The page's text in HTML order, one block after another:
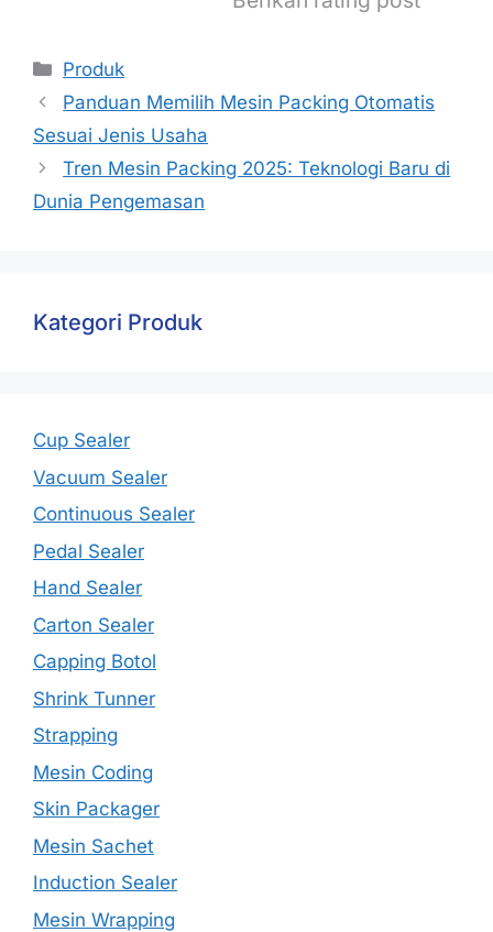
Produk
Panduan Memilih Mesin Packing Otomatis
Sesuai Jenis Usaha
Tren Mesin Packing 2025: Teknologi Baru di
Dunia Pengemasan
Kategori Produk
Cup Sealer
Vacuum Sealer
Continuous Sealer
Pedal Sealer
Hand Sealer
Carton Sealer
Capping Botol
Shrink Tunner
Strapping
Mesin Coding
Skin Packager
Mesin Sachet
Induction Sealer
Mesin Wrapping